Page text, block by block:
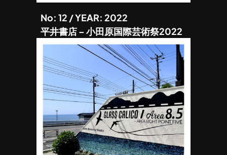
No: 12 / YEAR: 2022
平井書店 – 小田原国際芸術祭2022